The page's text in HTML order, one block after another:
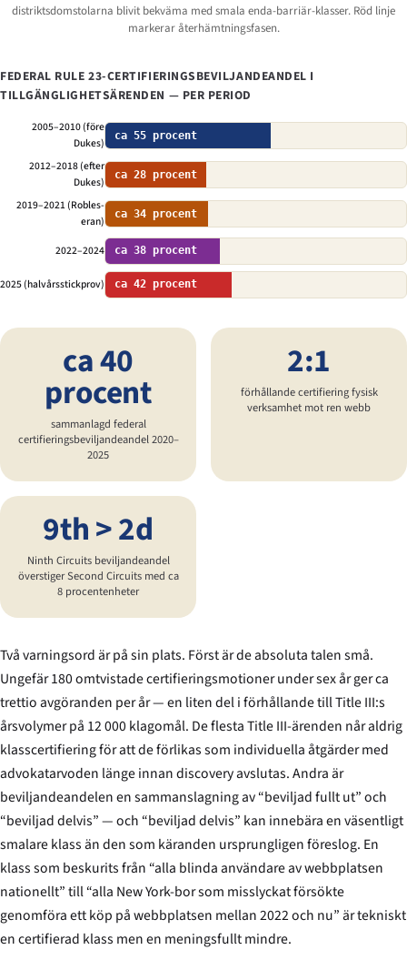
distriktsdomstolarna blivit bekväma med smala enda-barriär-klasser. Röd linje
markerar återhämtningsfasen.
FEDERAL RULE 23-CERTIFIERINGS­BEVILJANDEANDEL I
TILLGÄNGLIGHETSÄRENDEN — PER PERIOD
2005–2010 (före
Dukes)
ca 55 procent
2012–2018 (efter
Dukes)
ca 28 procent
2019–2021 (Robles-
eran)
ca 34 procent
2022–2024 ca 38 procent
2025 (halvårsstickprov) ca 42 procent
ca 40
procent
sammanlagd federal
certifierings­beviljandeandel 2020–
2025
2:1
förhållande certifiering fysisk
verksamhet mot ren webb
9th > 2d
Ninth Circuits beviljandeandel
överstiger Second Circuits med ca
8 procentenheter
Två varningsord är på sin plats. Först är de absoluta talen små.
Ungefär 180 omtvistade certifieringsmotioner under sex år ger ca
trettio avgöranden per år — en liten del i förhållande till Title III:s
årsvolymer på 12 000 klagomål. De flesta Title III-ärenden når aldrig
klasscertifiering för att de förlikas som individuella åtgärder med
advokatarvoden länge innan discovery avslutas. Andra är
beviljandeandelen en sammanslagning av “beviljad fullt ut” och
“beviljad delvis” — och “beviljad delvis” kan innebära en väsentligt
smalare klass än den som käranden ursprungligen föreslog. En
klass som beskurits från “alla blinda användare av webbplatsen
nationellt” till “alla New York-bor som misslyckat försökte
genomföra ett köp på webbplatsen mellan 2022 och nu” är tekniskt
en certifierad klass men en meningsfullt mindre.